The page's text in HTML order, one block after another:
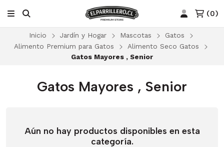
(0)
Inicio Jardín y Hogar Mascotas
Gatos
Alimento Premium para Gatos
Alimento Seco Gatos
Gatos Mayores , Senior
Gatos Mayores , Senior
Aún no hay productos disponibles en esta
categoría.